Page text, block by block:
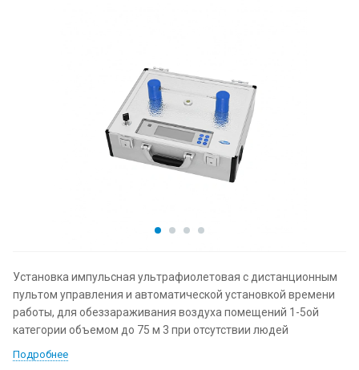
Установка импульсная ультрафиолетовая с дистанционным
пультом управления и автоматической установкой времени
работы, для обеззараживания воздуха помещений 1-5ой
категории объемом до 75 м 3 при отсутствии людей
Подробнее